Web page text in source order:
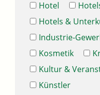
Hotel
Hotels &
Industrie-
Kosmetik
Kultur &
Künstler